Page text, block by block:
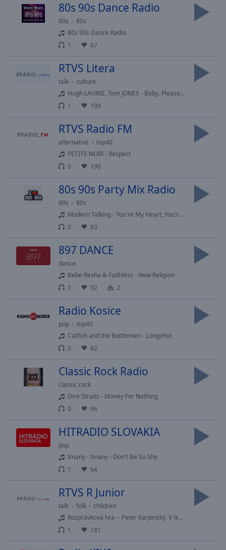
Background
Style
Reset
80s 90s Dance Radio
90s
80s
80s 90s Dance Radio
1
67
RTVS Litera
talk
culture
Hugh LAURIE, Tom JONES - Baby, Please Make A Change
1
199
RTVS Radio FM
alternative
top40
PETITE NOIR - Respect
0
190
80s 90s Party Mix Radio
90s
80s
Modern Talking - You're My Heart, You're My Soul '98
0
83
897 DANCE
dance
Bebe Rexha & Faithless - New Religion
3
92 2
Radio Kosice
pop
top40
Catfish and the Bottlemen - Longshot
0
82
Classic Rock Radio
classic rock
Dire Straits - Money For Nothing
0
96
HITRADIO SLOVAKIA
pop
Imany - Imany - Don't Be So Shy
1
64
RTVS R Junior
talk folk
children
Rozprávková hra -- Peter Karpinský: V lese žije drak
1
181